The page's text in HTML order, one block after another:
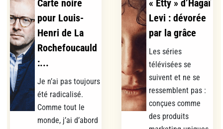
Carte noire
pour Louis-
Henri de La
Rochefoucauld
:...
Je n’ai pas toujours
été radicalisé.
Comme tout le
monde, j’ai d’abord
« Etty » d’Hagaï
Levi : dévorée
par la grâce
Les séries
télévisées se
suivent et ne se
ressemblent pas :
conçues comme
des produits